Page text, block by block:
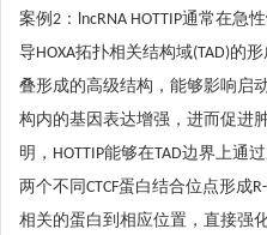
案例2：lncRNA HOTTIP通常在急
导HOXA拓扑相关结构域(TAD)的
叠形成的高级结构，能够影响启
构内的基因表达增强，进而促进
明，HOTTIP能够在TAD边界上通
两个不同CTCF蛋白结合位点形成
相关的蛋白到相应位置，直接强